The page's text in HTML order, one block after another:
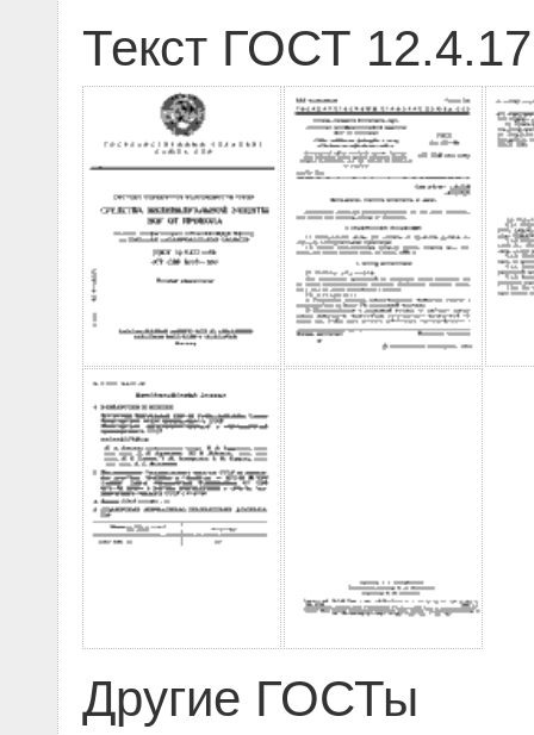
Текст ГОСТ
Другие ГОСТы